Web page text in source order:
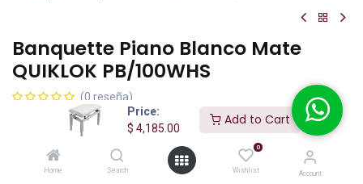
Price:
$ 4,185.00
Add to Cart
Home Search
0
Wishlist Account
Banquette Piano Blanco Mate
QUIKLOK PB/100WHS
(0 reseña)
Quiklok PB/100WHS – Banqueta de Madera para Piano (Blanco
Mate), Con Altura Ajustable
Banqueta piano Quiklok PB/100WHS: elegante madera blanca
mate, asiento acolchonado, altura ajustable (48–57 cm), robusta y